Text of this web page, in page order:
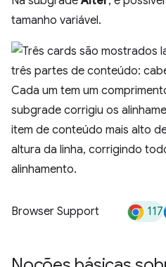
tamanho variável.
Browser Support 117